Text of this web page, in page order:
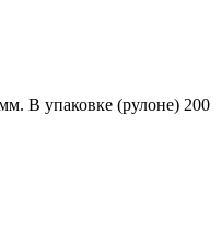
В упаковке (рулоне) 200